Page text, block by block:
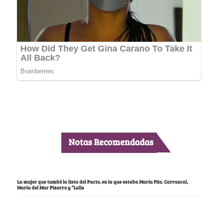
Notas Recomendadas
La mujer que tumbó la lista del Pacto, en la que estaba María Fda. Carrascal,
María del Mar Pizarro y “Lalis